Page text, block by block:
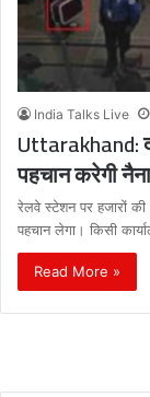
India Talks Live
Uttarakhand:
पहचान करेगी
रेलवे स्टेशन पर हजारों
पहचान लेगा। किसी
Read More »